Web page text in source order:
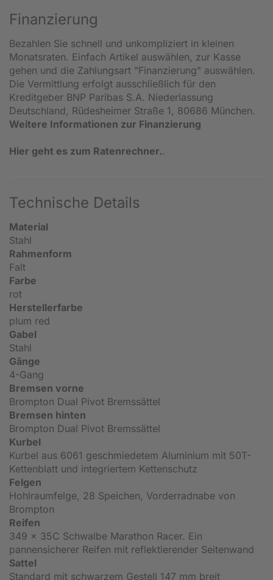
Finanzierung
Bezahlen Sie schnell und unkompliziert in kleinen
Monatsraten. Einfach Artikel auswählen, zur Kasse
gehen und die Zahlungsart "Finanzierung" auswählen.
Die Vermittlung erfolgt ausschließlich für den
Kreditgeber BNP Paribas S.A. Niederlassung
Deutschland, Rüdesheimer Straße 1, 80686 München.
Weitere Informationen zur Finanzierung
Hier geht es zum Ratenrechner..
Technische Details
Material
Stahl
Rahmenform
Falt
Farbe
rot
Herstellerfarbe
plum red
Gabel
Stahl
Gänge
4-Gang
Bremsen vorne
Brompton Dual Pivot Bremssättel
Bremsen hinten
Brompton Dual Pivot Bremssättel
Kurbel
Kurbel aus 6061 geschmiedetem Aluminium mit 50T-
Kettenblatt und integriertem Kettenschutz
Felgen
Hohlraumfelge, 28 Speichen, Vorderradnabe von
Brompton
Reifen
349 x 35C Schwalbe Marathon Racer. Ein
pannensicherer Reifen mit reflektierender Seitenwand
Sattel
Standard mit schwarzem Gestell 147 mm breit